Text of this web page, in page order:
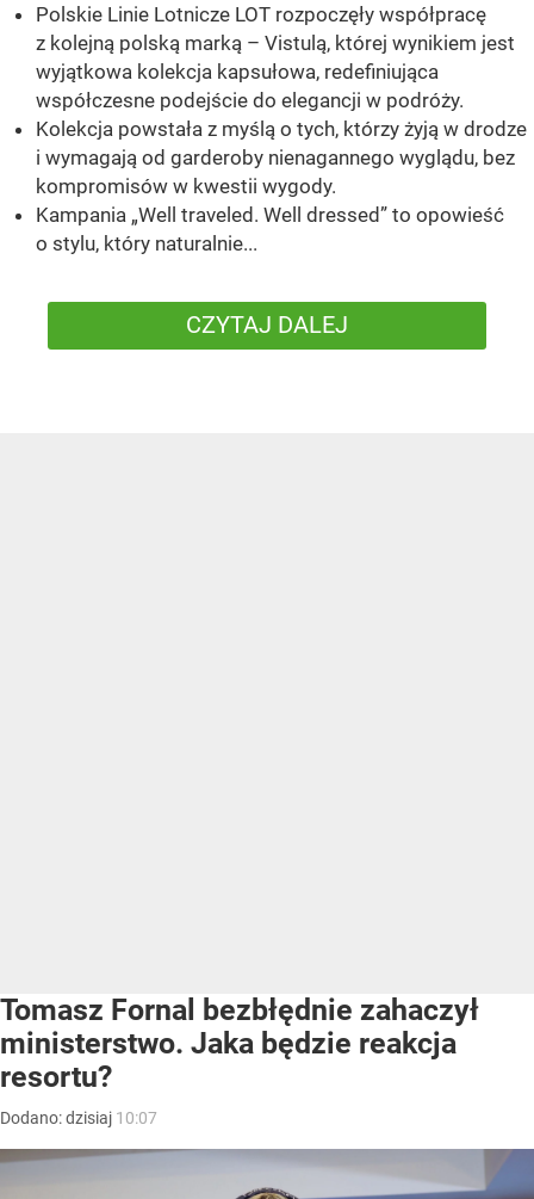
Polskie Linie Lotnicze LOT rozpoczęły współpracę
z kolejną polską marką – Vistulą, której wynikiem jest
wyjątkowa kolekcja kapsułowa, redefiniująca
współczesne podejście do elegancji w podróży.
Kolekcja powstała z myślą o tych, którzy żyją w drodze
i wymagają od garderoby nienagannego wyglądu, bez
kompromisów w kwestii wygody.
Kampania „Well traveled. Well dressed” to opowieść
o stylu, który naturalnie...
CZYTAJ DALEJ
Tomasz Fornal bezbłędnie zahaczył
ministerstwo. Jaka będzie reakcja
resortu?
Dodano:dzisiaj 10:07